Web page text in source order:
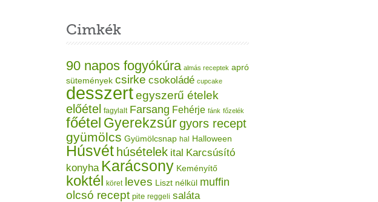
Cimkék
90 napos fogyókúra almás receptek apró
sütemények csirke csokoládé cupcake
desszertegyszerű ételek
előétel fagylalt Farsang Fehérje fánk főzelék
főétel Gyerekzsúrgyors recept
gyümölcs Gyümölcsnap hal Halloween
Húsvét húsételek ital Karcsúsító
konyha Karácsony Keményítő
koktél köret leves Liszt nélkül muffin
olcsó recept pite reggeli saláta